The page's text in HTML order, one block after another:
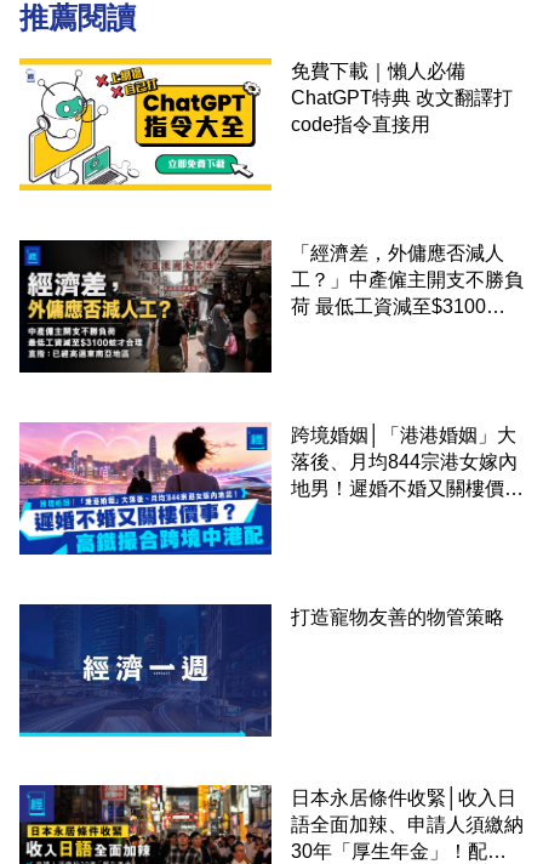
推薦閱讀
免費下載｜懶人必備
ChatGPT特典 改文翻譯打
code指令直接用
「經濟差，外傭應否減人
工？」中產僱主開支不勝負
荷 最低工資減至$3100蚊
跨境婚姻│「港港婚姻」大
落後、月均844宗港女嫁內
地男！遲婚不婚又關樓價
打造寵物友善的物管策略
日本永居條件收緊│收入日
語全面加辣、申請人須繳納
30年「厚生年金」！配偶